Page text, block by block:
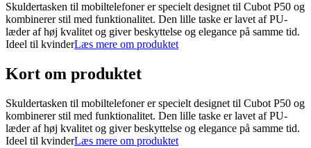
Skuldertasken til mobiltelefoner er specielt designet til Cubot P50 og
kombinerer stil med funktionalitet. Den lille taske er lavet af PU-
læder af høj kvalitet og giver beskyttelse og elegance på samme tid.
Ideel til kvinderLæs mere om produktet
Kort om produktet
Skuldertasken til mobiltelefoner er specielt designet til Cubot P50 og
kombinerer stil med funktionalitet. Den lille taske er lavet af PU-
læder af høj kvalitet og giver beskyttelse og elegance på samme tid.
Ideel til kvinderLæs mere om produktet